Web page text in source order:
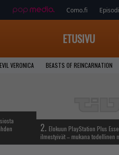
Como.fi
ETUSIVU
VERONICA BEASTS OF REINCARNATION
2. Elokuun PlayStation Plus
ilmestyivät – mukana todellinen